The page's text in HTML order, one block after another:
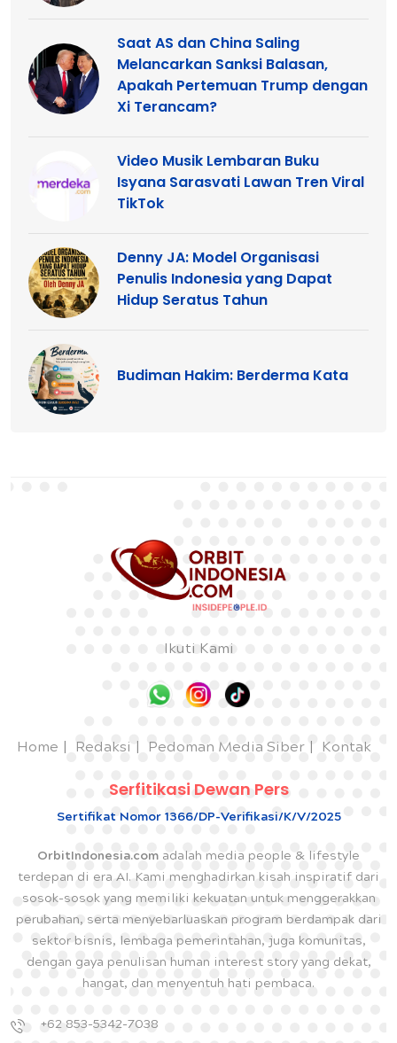
Saat AS dan China Saling
Melancarkan Sanksi Balasan,
Apakah Pertemuan Trump dengan
Xi Terancam?
Video Musik Lembaran Buku
Isyana Sarasvati Lawan Tren Viral
TikTok
Denny JA: Model Organisasi
Penulis Indonesia yang Dapat
Hidup Seratus Tahun
Budiman Hakim: Berderma Kata
Ikuti Kami
Home Redaksi Pedoman Media Siber Kontak
Serfitikasi Dewan Pers
Sertifikat Nomor 1366/DP-Verifikasi/K/V/2025
OrbitIndonesia.com adalah media people & lifestyle
terdepan di era AI. Kami menghadirkan kisah inspiratif dari
sosok-sosok yang memiliki kekuatan untuk menggerakkan
perubahan, serta menyebarluaskan program berdampak dari
sektor bisnis, lembaga pemerintahan, juga komunitas,
dengan gaya penulisan human interest story yang dekat,
hangat, dan menyentuh hati pembaca.
+62 853-5342-7038